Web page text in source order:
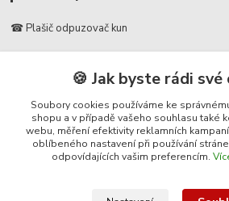
☎ Plašič odpuzovač kun
📞 728 007 997
⏰ Po-Pá | 7:00 - 13:30 |
info@repulse.cz
🍪 Jak byste rádi své
Soubory cookies používáme ke
shopu a v případě vašeho souhlasu také
webu, měření efektivity reklamních
oblíbeného nastavení při používání
odpovídajících vašim preferencím.